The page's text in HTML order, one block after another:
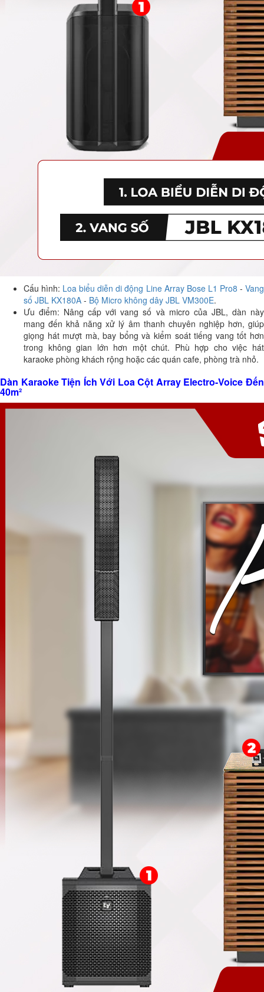
Cấu hình: Loa biểu diễn di động Line Array Bose L1 Pro8 -Vang
số JBL KX180A - Bộ Micro không dây JBL VM300E.
Ưu điểm: Nâng cấp với vang số và micro của JBL, dàn này
mang đến khả năng xử lý âm thanh chuyên nghiệp hơn, giúp
giọng hát mượt mà, bay bổng và kiểm soát tiếng vang tốt hơn
trong không gian lớn hơn một chút. Phù hợp cho việc hát
karaoke phòng khách rộng hoặc các quán cafe, phòng trà nhỏ.
Dàn Karaoke Tiện Ích Với Loa Cột Array Electro-Voice Đến
40m²